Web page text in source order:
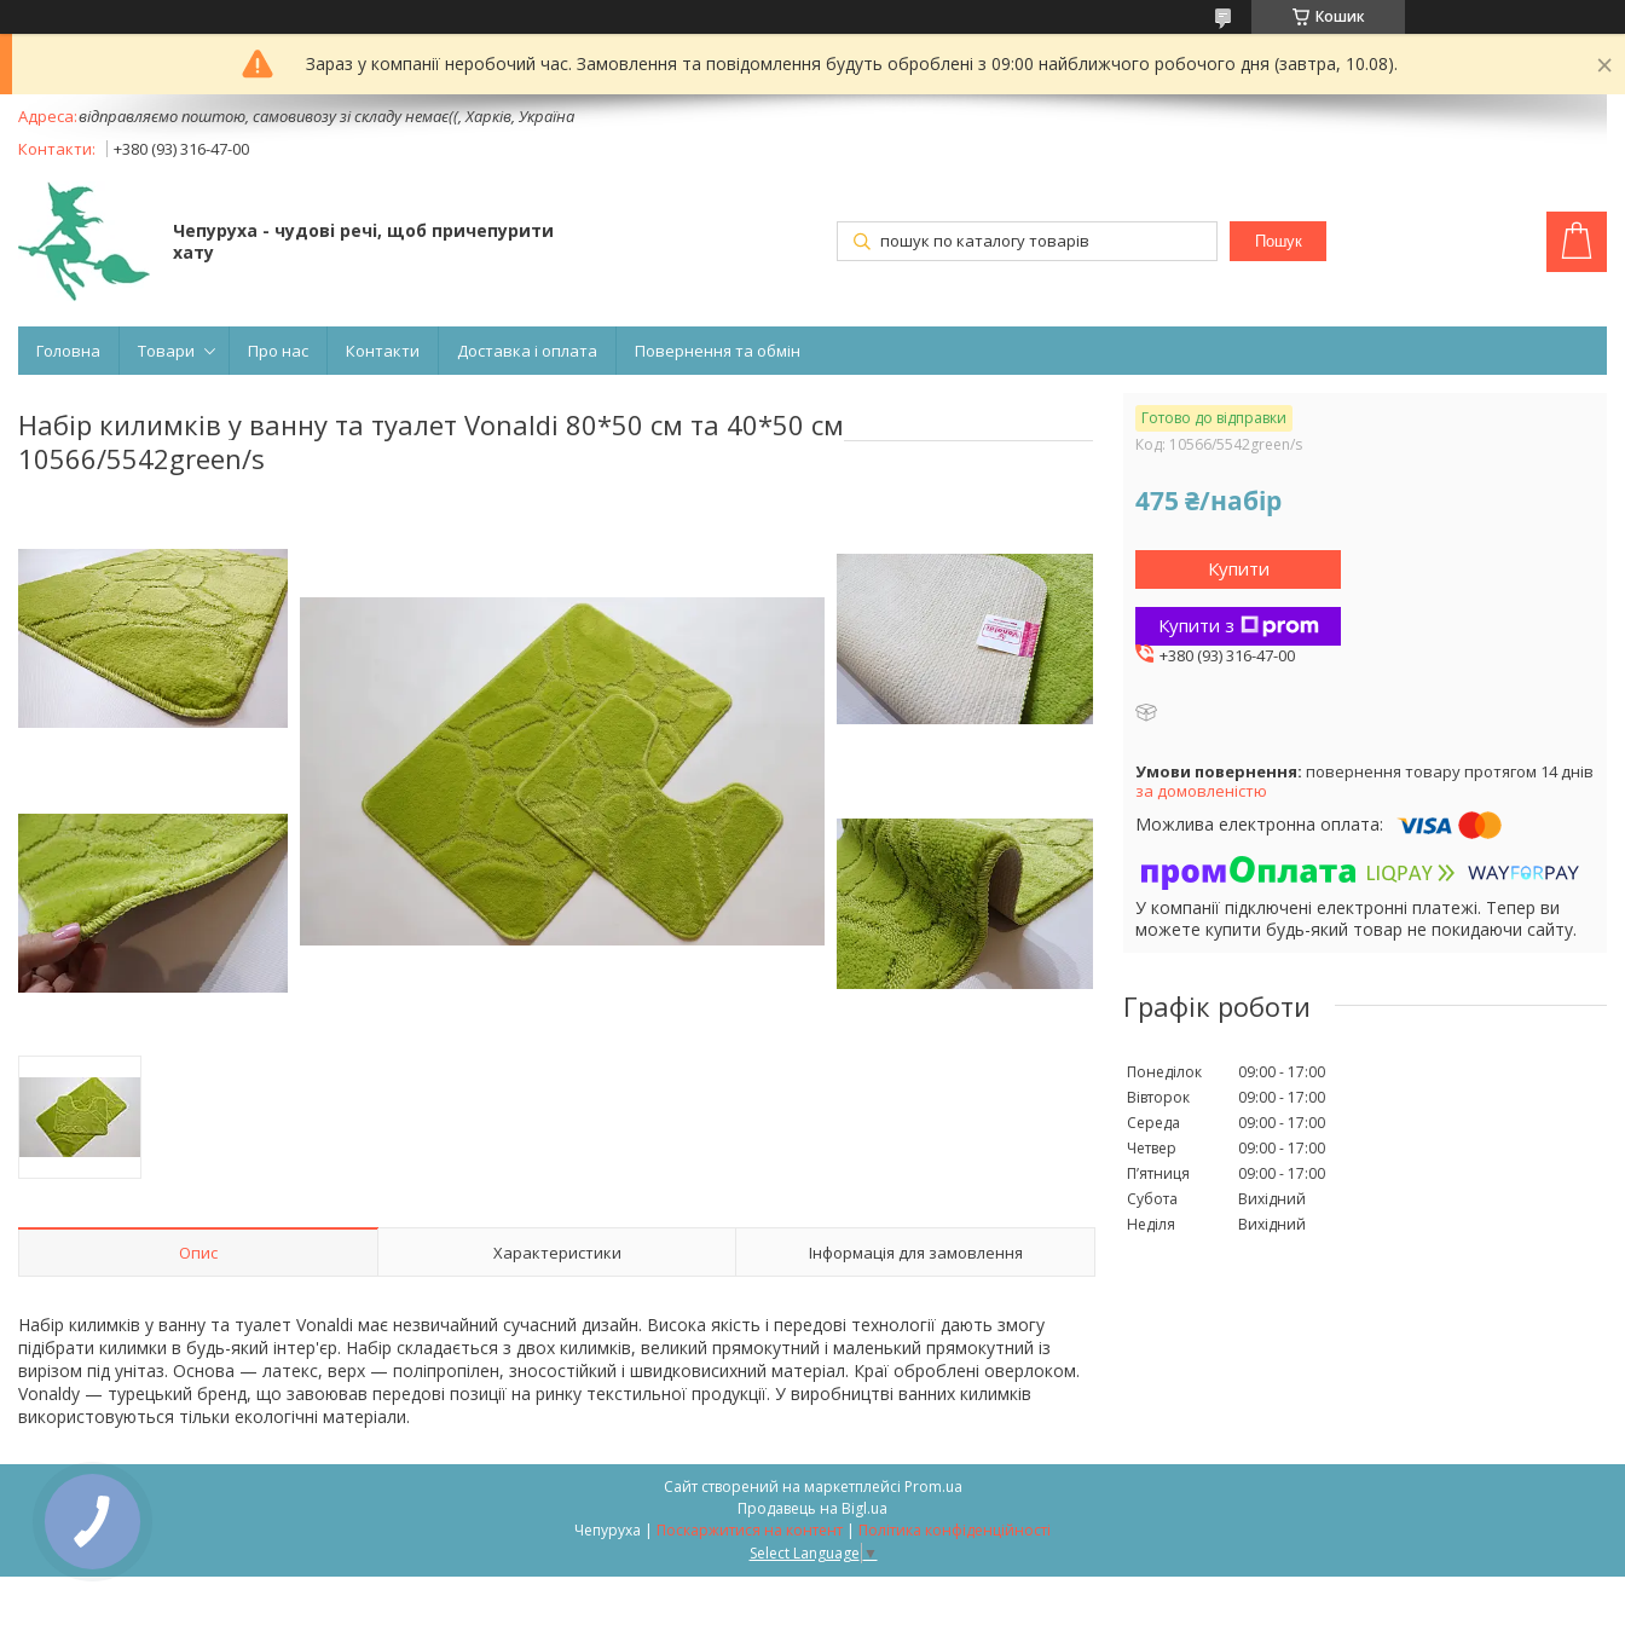
Кошик
Зараз у компанії неробочий час. Замовлення та повідомлення будуть оброблені з 09:00 найближчого робочого дня (завтра, 10.08).
відправляємо поштою, самовивозу зі складу немає((, Харків, Україна
+380 (93) 316-47-00
Чепуруха - чудовi речi, щоб причепурити
хату
Пошук
Головна Товари Про нас Контакти Доставка і оплата Повернення та обмін
Набір килимків у ванну та туалет Vonaldi 80*50 см та 40*50 см
10566/5542green/s
Опис Характеристики Інформація для замовлення
Набір килимків у ванну та туалет Vonaldi має незвичайний сучасний дизайн. Висока якість і передові технології дають змогу
підібрати килимки в будь-який інтер'єр. Набір складається з двох килимків, великий прямокутний і маленький прямокутний із
вирізом під унітаз. Основа — латекс, верх — поліпропілен, зносостійкий і швидковисихний матеріал. Краї оброблені оверлоком.
Vonaldy — турецький бренд, що завоював передові позиції на ринку текстильної продукції. У виробництві ванних килимків
використовуються тільки екологічні матеріали.
Готово до відправки
Код: 10566/5542green/s
475 ₴/набір
Купити
Купити з
+380 (93) 316-47-00
повернення товару протягом 14 днів
за домовленістю
У компанії підключені електронні платежі. Тепер ви
можете купити будь-який товар не покидаючи сайту.
Графік роботи
Понеділок 09:00
17:00
Вівторок
09:00
17:00
Середа
09:00
17:00
Четвер
09:00
17:00
Пʼятниця
09:00
17:00
Субота
Вихідний
Неділя
Вихідний
Сайт створений на маркетплейсі Prom.ua
Продавець на Bigl.ua
Чепуруха | Поскаржитися на контент | Політика конфіденційності
Select Language ▼